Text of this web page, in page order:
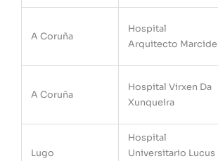
A Coruña
Hospital
Arquitecto Marcide
A Coruña
Hospital Virxen Da
Xunqueira
Lugo
Hospital
Universitario Lucus